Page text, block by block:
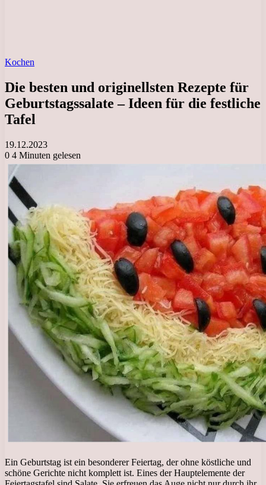
Kochen
Die besten und originellsten Rezepte für
Geburtstagssalate – Ideen für die festliche
Tafel
19.12.2023
0 4 Minuten gelesen
Ein Geburtstag ist ein besonderer Feiertag, der ohne köstliche und
schöne Gerichte nicht komplett ist. Eines der Hauptelemente der